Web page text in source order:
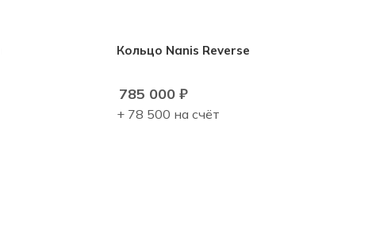
Кольцо Nanis Reverse
785 000 ₽
+ 78 500 на счёт